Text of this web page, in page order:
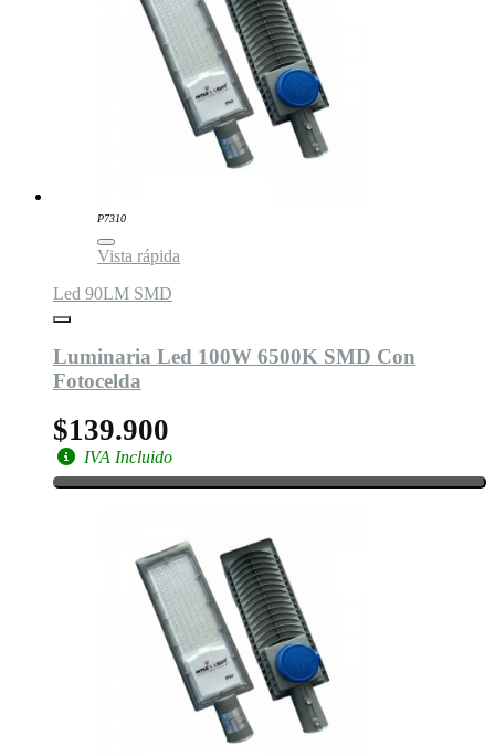
P7310
Vista rápida
Led 90LM SMD
Luminaria Led 100W 6500K SMD Con
Fotocelda
$139.900
IVA Incluido